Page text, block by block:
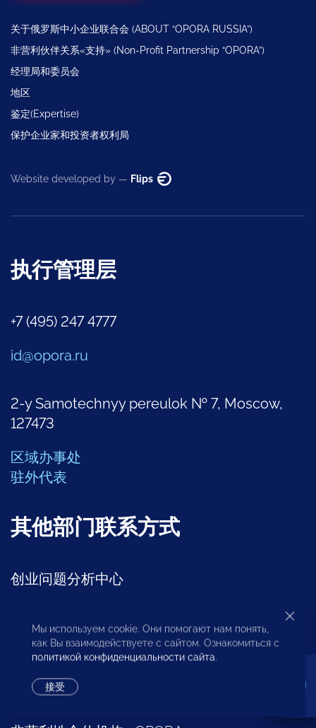
关于俄罗斯中小企业联合会 (ABOUT “OPORA RUSSIA”)
非营利伙伴关系«支持» (Non-Profit Partnership “OPORA”)
经理局和委员会
地区
鉴定(Expertise)
保护企业家和投资者权利局
Website developed by — Flips
执行管理层
+7 (495) 247 4777
id@opora.ru
2-y Samotechnyy pereulok № 7, Moscow,
127473
区域办事处
驻外代表
其他部门联系方式
创业问题分析中心
区域发展部
+7 (495) 247-4777 (доб. 116, 117, 132)
Мы используем cookie. Они помогают нам понять,
как Вы взаимодействуете с сайтом. Ознакомиться с
политикой конфиденциальности сайта.
接受